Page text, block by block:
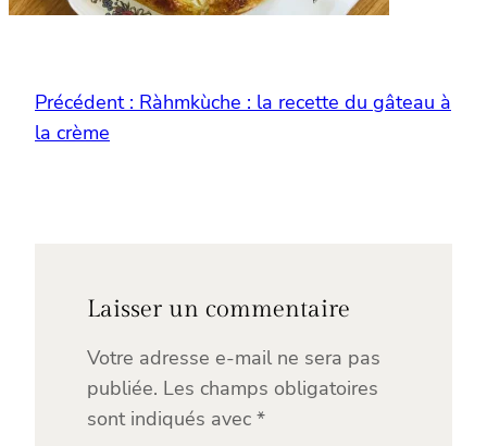
Précédent : Ràhmkùche : la recette du gâteau à
la crème
Laisser un commentaire
Votre adresse e-mail ne sera pas
publiée. Les champs obligatoires
sont indiqués avec *